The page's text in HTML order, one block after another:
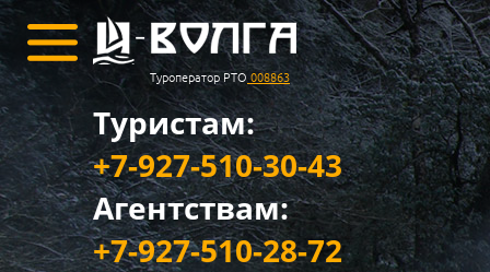
Туроператор РТО 008863
Туристам:
+7-927-510-30-43
Агентствам:
+7-927-510-28-72